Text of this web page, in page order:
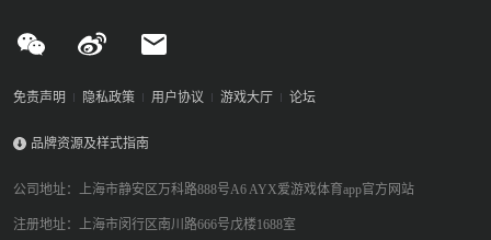
免责声明 隐私政策 用户协议 游戏大厅 论坛
品牌资源及样式指南
公司地址：上海市静安区万科路888号A6 AYX爱游戏体育app官方网站
注册地址：上海市闵行区南川路666号戊楼1688室